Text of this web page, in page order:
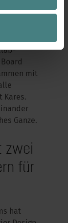
die
mit
Kares.
Ganze.
zwei
für
hat